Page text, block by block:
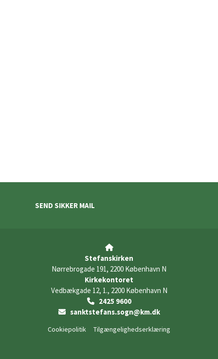
SEND SIKKER MAIL

Stefanskirken
Nørrebrogade 191, 2200 København N
Kirkekontoret
Vedbækgade 12, 1., 2200 København N
2425 9600
sanktstefans.sogn@km.dk
Cookiepolitik Tilgængelighedserklæring